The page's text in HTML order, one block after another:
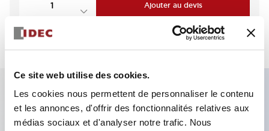
Ce site web utilise des cookies.
Les cookies nous permettent de personnaliser le contenu
et les annonces, d'offrir des fonctionnalités relatives aux
médias sociaux et d'analyser notre trafic. Nous
Ajouter au devis
Caractéristiques clés